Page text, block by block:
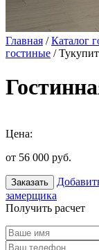
Главная /Каталог
гостиные /
Цена:
от 56 000 руб.
Заказать
замерщика
Получить расчет